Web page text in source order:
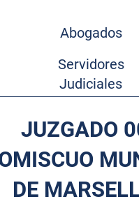
Abogados
Servidores
Judiciales
JUZGADO
DE